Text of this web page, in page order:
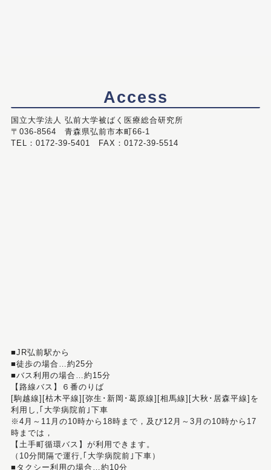
Access
国立大学法人 弘前大学被ばく医療総合研究所
〒036-8564 青森県弘前市本町66-1
TEL：0172-39-5401 FAX：0172-39-5514
■JR弘前駅から
■徒歩の場合…約25分
■バス利用の場合…約15分
【路線バス】６番のりば
[駒越線][枯木平線][弥生･新岡･葛原線][相馬線][大秋･居森平線]を
利用し,｢大学病院前｣下車
※4月～11月の10時から18時まで，及び12月～3月の10時から17
時までは，
【土手町循環バス】が利用できます。
（10分間隔で運行,｢大学病院前｣下車）
■タクシー利用の場合…約10分